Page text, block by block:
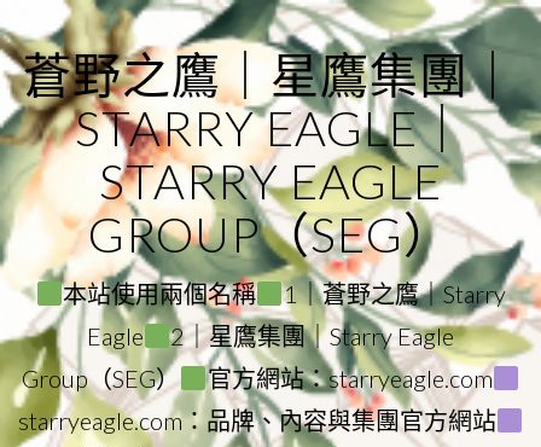
to
content
蒼野之鷹｜星鷹集團｜
STARRY EAGLE｜
STARRY EAGLE
GROUP（SEG）
本站使用兩個名稱
1｜蒼野之鷹｜Starry
Eagle
2｜星鷹集團｜Starry Eagle
Group（SEG）
官方網站：starryeagle.com
starryeagle.com：品牌、內容與集團官方網站